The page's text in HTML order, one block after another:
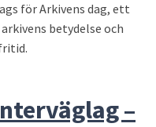
för Arkivens dag, ett
betydelse och
–